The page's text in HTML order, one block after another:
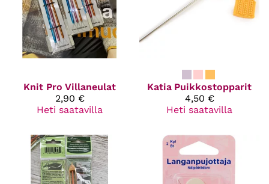
Knit Pro Villaneulat
2,90 €
Heti saatavilla
Katia Puikkostopparit
4,50 €
Heti saatavilla